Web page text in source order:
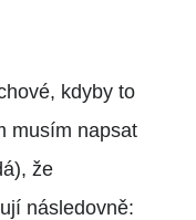
kdyby to
musím napsat
že
následovně: